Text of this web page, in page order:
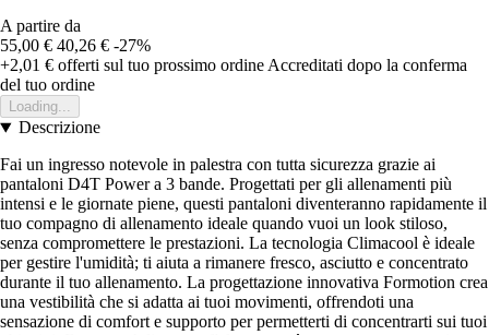
A partire da
55,00 € 40,26 € -27%
+2,01 € offerti sul tuo prossimo ordineAccreditati dopo la conferma
del tuo ordine
Loading...
Descrizione
Fai un ingresso notevole in palestra con tutta sicurezza grazie ai
pantaloni D4T Power a 3 bande. Progettati per gli allenamenti più
intensi e le giornate piene, questi pantaloni diventeranno rapidamente il
tuo compagno di allenamento ideale quando vuoi un look stiloso,
senza compromettere le prestazioni. La tecnologia Climacool è ideale
per gestire l'umidità; ti aiuta a rimanere fresco, asciutto e concentrato
durante il tuo allenamento. La progettazione innovativa Formotion crea
una vestibilità che si adatta ai tuoi movimenti, offrendoti una
sensazione di comfort e supporto per permetterti di concentrarti sui tuoi